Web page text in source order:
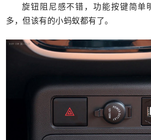
旋钮阻尼感不错，功能按键简单
多，但该有的小蚂蚁都有了。